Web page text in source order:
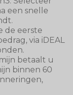
een snelle
de eerste
via iDEAL
betaalt u
binnen 60